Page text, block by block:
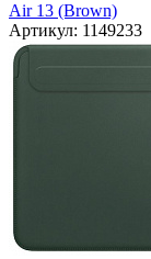
Air 13 (Brown)
Артикул: 1149233